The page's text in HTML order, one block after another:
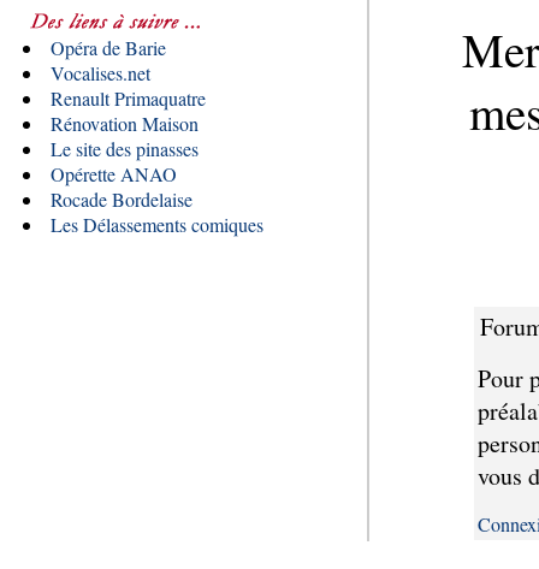
Opéra de Barie
Vocalises.net
Renault Primaquatre
Rénovation Maison
Le site des pinasses
Opérette ANAO
Rocade Bordelaise
Les Délassements comiques
Pour
vous